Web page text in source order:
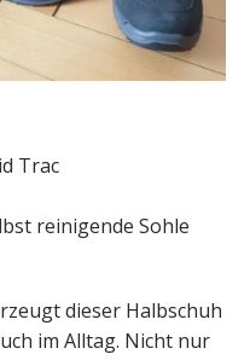
Trac
reinigende Sohle
dieser Halbschuh
im Alltag. Nicht nur